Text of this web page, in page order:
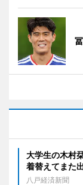
大学生の木村
着替えてまた
八戸経済新聞